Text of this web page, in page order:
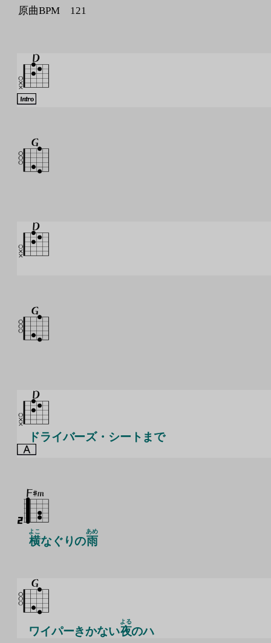
原曲BPM 121
ドライバーズ・シートまで
横
よこ
なぐりの雨
あめ
ワイパーきかない夜
よる
のハ